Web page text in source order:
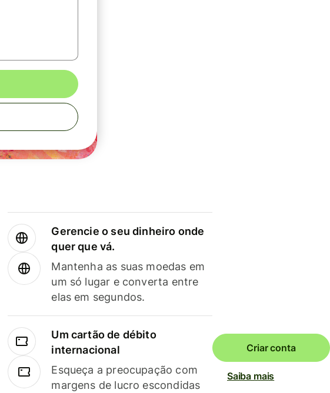
Gerencie o seu dinheiro onde
quer que vá.
Mantenha as suas moedas em
um só lugar e converta entre
elas em segundos.
Um cartão de débito
internacional
Esqueça a preocupação com
margens de lucro escondidas
Criar conta
Saiba mais